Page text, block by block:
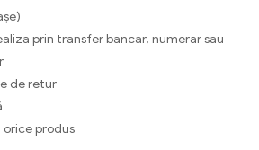
prin transfer bancar, numerar sau
de retur
produs